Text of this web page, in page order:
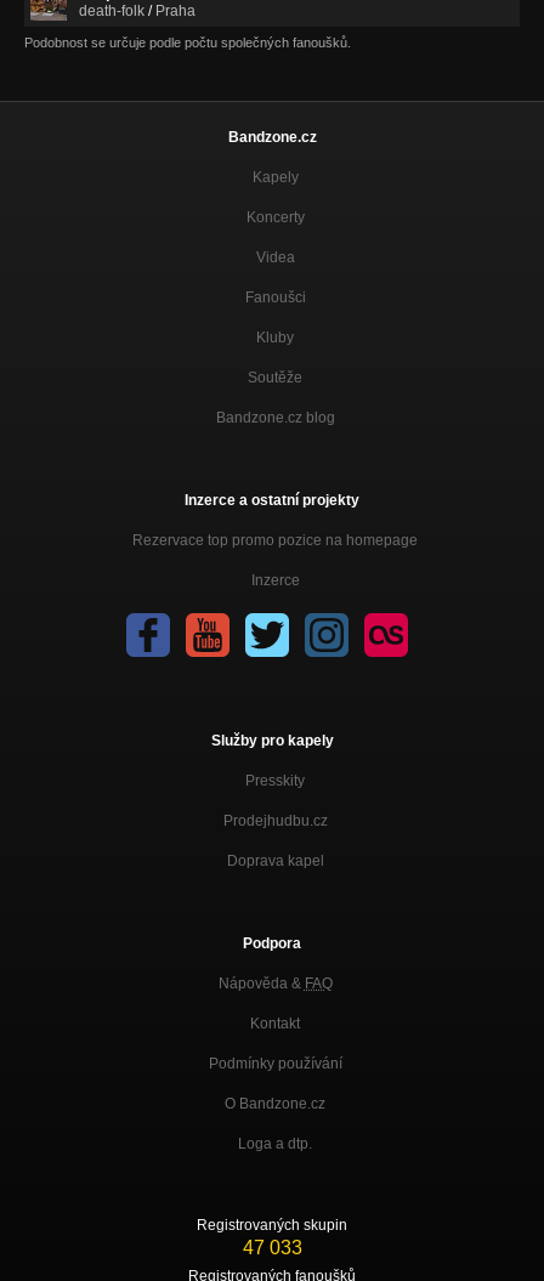
death-folk / Praha
Podobnost se určuje podle počtu společných fanoušků.
Bandzone.cz
Kapely
Koncerty
Videa
Fanoušci
Kluby
Soutěže
Bandzone.cz blog
Inzerce a ostatní projekty
Rezervace top promo pozice na homepage
Inzerce
Služby pro kapely
Presskity
Prodejhudbu.cz
Doprava kapel
Podpora
Nápověda & FAQ
Kontakt
Podmínky používání
O Bandzone.cz
Loga a dtp.
Registrovaných skupin
47 033
Registrovaných fanoušků